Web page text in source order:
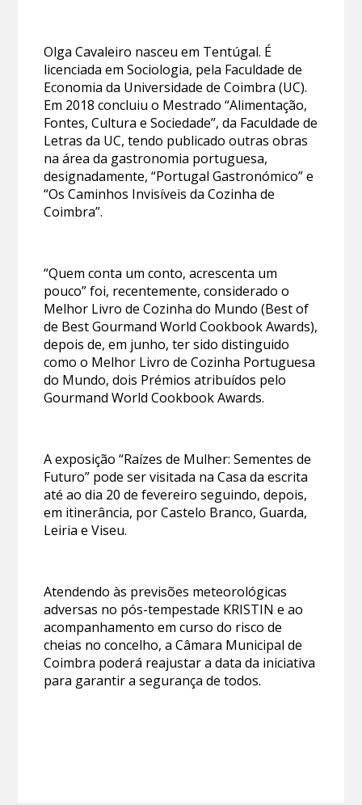
Olga Cavaleiro nasceu em Tentúgal. É
licenciada em Sociologia, pela Faculdade de
Economia da Universidade de Coimbra (UC).
Em 2018 concluiu o Mestrado “Alimentação,
Fontes, Cultura e Sociedade”, da Faculdade de
Letras da UC, tendo publicado outras obras
na área da gastronomia portuguesa,
designadamente, “Portugal Gastronómico” e
“Os Caminhos Invisíveis da Cozinha de
Coimbra”.
“Quem conta um conto, acrescenta um
pouco” foi, recentemente, considerado o
Melhor Livro de Cozinha do Mundo (Best of
de Best Gourmand World Cookbook Awards),
depois de, em junho, ter sido distinguido
como o Melhor Livro de Cozinha Portuguesa
do Mundo, dois Prémios atribuídos pelo
Gourmand World Cookbook Awards.
A exposição “Raízes de Mulher: Sementes de
Futuro” pode ser visitada na Casa da escrita
até ao dia 20 de fevereiro seguindo, depois,
em itinerância, por Castelo Branco, Guarda,
Leiria e Viseu.
Atendendo às previsões meteorológicas
adversas no pós-tempestade KRISTIN e ao
acompanhamento em curso do risco de
cheias no concelho, a Câmara Municipal de
Coimbra poderá reajustar a data da iniciativa
para garantir a segurança de todos.